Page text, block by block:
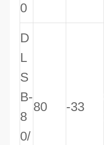
0
D
L
S
B-
8
0/
80 -33